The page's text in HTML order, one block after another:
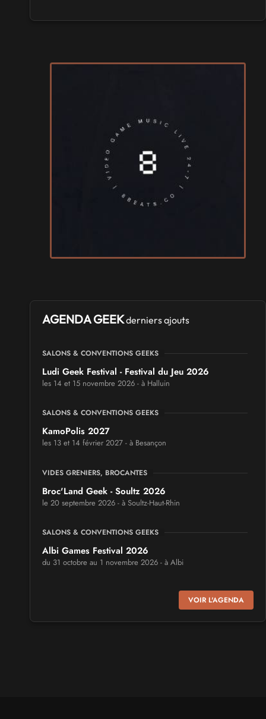
AGENDA GEEKderniers ajouts
SALONS & CONVENTIONS GEEKS
Ludi Geek Festival - Festival du Jeu 2026
les 14 et 15 novembre 2026 - à Halluin
SALONS & CONVENTIONS GEEKS
KamoPolis 2027
les 13 et 14 février 2027 - à Besançon
VIDES GRENIERS, BROCANTES
Broc'Land Geek - Soultz 2026
le 20 septembre 2026 - à Soultz-Haut-Rhin
SALONS & CONVENTIONS GEEKS
Albi Games Festival 2026
du 31 octobre au 1 novembre 2026 - à Albi
Virtual Calais - salon du jeu vidéo et des loisirs
numériques 2026
VOIR L'AGENDA